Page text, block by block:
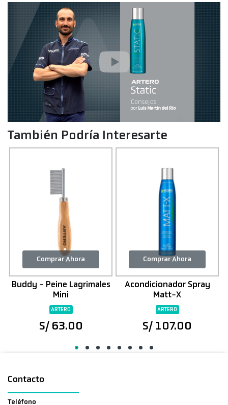
También Podría Interesarte
Comprar Ahora
Buddy - Peine Lagrimales
Mini
ARTERO
S/ 63.00
Comprar Ahora
Acondicionador Spray
Matt-X
ARTERO
S/ 107.00
Contacto
Teléfono